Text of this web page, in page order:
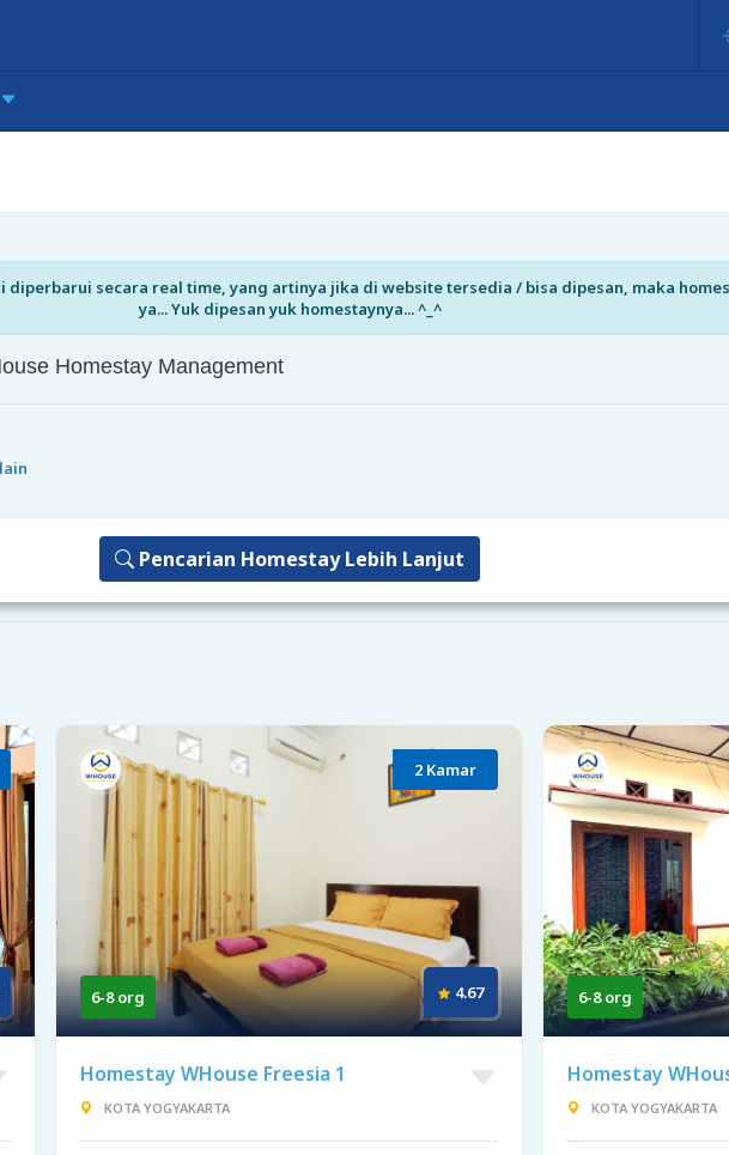
diperbarui secara real time, yang artinya jika di website tersedia / bisa dipesan, maka
ya... Yuk dipesan yuk homestaynya... ^_^
Homestay Management
Pencarian Homestay Lebih Lanjut
2 Kamar
6-8 org 4.67
Homestay WHouse Freesia 1
KOTA YOGYAKARTA
6-8 org
Homestay
KOTA YOGYAKARTA